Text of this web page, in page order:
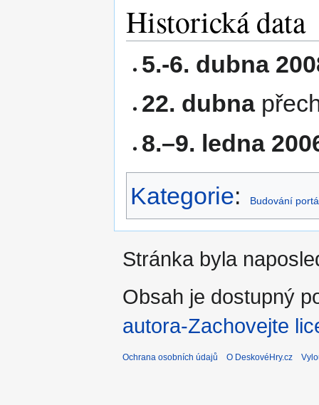
Historická data
5.-6. dubna
22. dubna
8.–9. ledna
Kategorie: Budování
Stránka byla
Obsah je dostupný
autora-Zachovejte
Ochrana osobních údajů O DeskovéHry.cz